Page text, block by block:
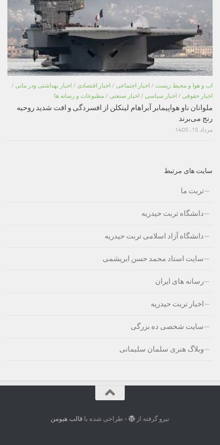
اب و هوا و محیط زیست / اخبار اجتماعی / اخبار اقتصادی / اخبار بهداشتی ودر مانی /
اخبار حقوقی / اخبار سیاسی / اخبار صنعتی / مطبوعات و رسانه ها
ملوانان ناو هواپیمابر آبراهام لینکلن از افسردگی و افت شدید روحیه
رنج می‌برند
مرداد 15, 1405
سایت های مرتبط
تربت ما
دانشگاه تربت حیدریه
دانشگاه آزاد اسلامی تربت حیدریه
سایت استاد محمد حسن ابریشمی
رسانه های ایران
اخبار تربت حیدریه
سایت شخصی ده بزرگی
وبلاگ هنری سلمان سلیمانی
نیرو گرفته از - طراحی شده باقالب هیومن